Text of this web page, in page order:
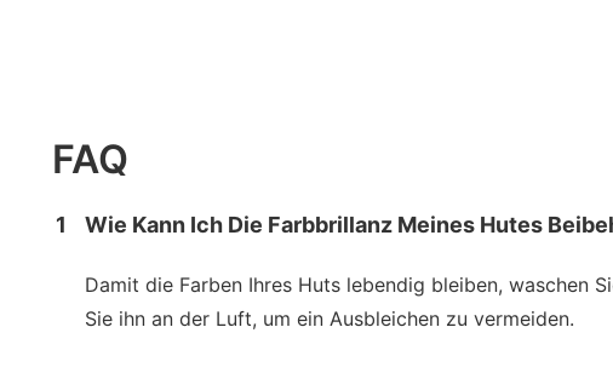
FAQ
1 Wie Kann Ich Die Farbbrillanz Meines Hutes
Damit die Farben Ihres Huts lebendig bleiben, waschen
Sie ihn an der Luft, um ein Ausbleichen zu vermeiden.